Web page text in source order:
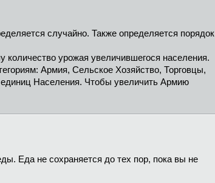
случайно. Также определяется порядок
урожая увеличившегося населения.
Армия, Сельское Хозяйство, Торговцы,
Населения. Чтобы увеличить Армию
Еда не сохраняется до тех пор, пока вы не